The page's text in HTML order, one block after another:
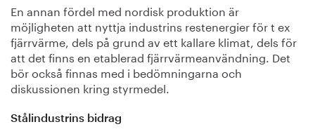
En annan fördel med nordisk produktion är
möjligheten att nyttja industrins restenergier för t ex
fjärrvärme, dels på grund av ett kallare klimat, dels för
att det finns en etablerad fjärrvärmeanvändning. Det
bör också finnas med i bedömningarna och
diskussionen kring styrmedel.
Stålindustrins bidrag